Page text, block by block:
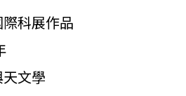
科展作品
文學